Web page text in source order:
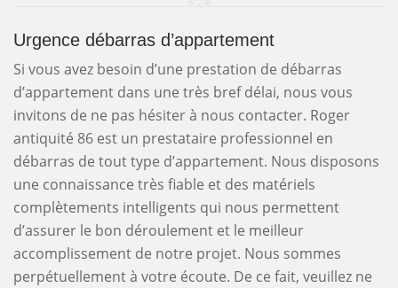
Urgence débarras d’appartement
Si vous avez besoin d’une prestation de débarras
d’appartement dans une très bref délai, nous vous
invitons de ne pas hésiter à nous contacter. Roger
antiquité 86 est un prestataire professionnel en
débarras de tout type d’appartement. Nous disposons
une connaissance très fiable et des matériels
complètements intelligents qui nous permettent
d’assurer le bon déroulement et le meilleur
accomplissement de notre projet. Nous sommes
perpétuellement à votre écoute. De ce fait, veuillez ne